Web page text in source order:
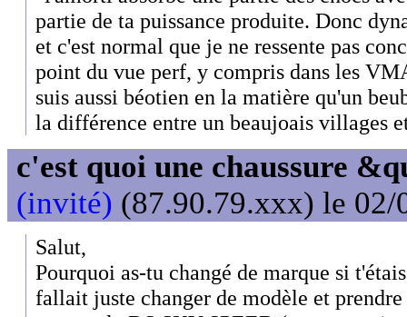
partie de ta puissance produite. Donc
et c'est normal que je ne ressente pas
point du vue perf, y compris dans les
suis aussi béotien en la matière qu'un
la différence entre un beaujoais villages
c'est quoi une chaussure
(invité) (87.90.79.xxx) le 02/
Salut,
Pourquoi as-tu changé de marque si
fallait juste changer de modèle et